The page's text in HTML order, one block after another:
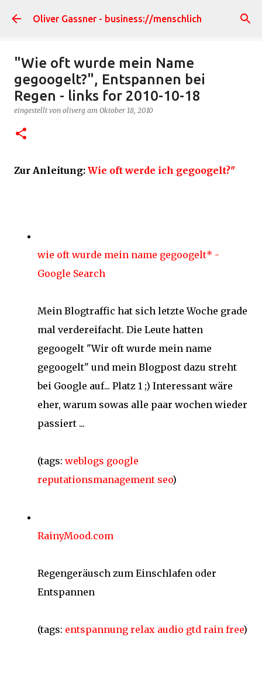
Direkt zum Hauptbereich
Oliver Gassner - business://menschlich
"Wie oft wurde mein Name
gegoogelt?", Entspannen bei
Regen - links for 2010-10-18
eingestellt von oliverg am Oktober 18, 2010
Zur Anleitung: Wie oft werde ich gegoogelt?"
wie oft wurde mein name gegoogelt* -
Google Search
Mein Blogtraffic hat sich letzte Woche grade
mal verdereifacht. Die Leute hatten
gegoogelt "Wir oft wurde mein name
gegoogelt" und mein Blogpost dazu streht
bei Google auf... Platz 1 ;) Interessant wäre
eher, warum sowas alle paar wochen wieder
passiert ...
(tags: weblogs google
reputationsmanagement seo)
RainyMood.com
Regengeräusch zum Einschlafen oder
Entspannen
(tags: entspannung relax audio gtd rain free)